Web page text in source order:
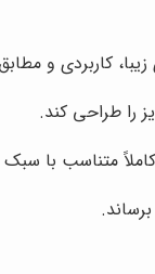
و مطابق
را طراحی کند.
متناسب با سبک